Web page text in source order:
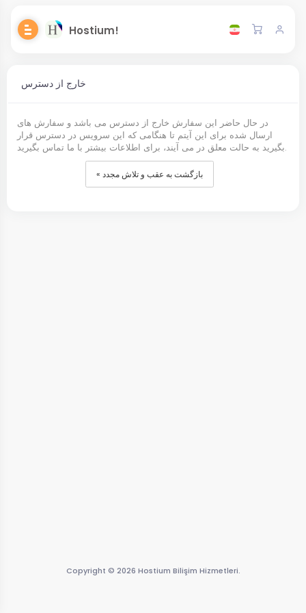
Hostium!
خارج از دسترس
در حال حاضر این سفارش خارج از دسترس می باشد و سفارش های
ارسال شده برای این آیتم تا هنگامی که این سرویس در دسترس قرار
بگیرید به حالت معلق در می آیند، برای اطلاعات بیشتر با ما تماس بگیرید.
« بازگشت به عقب و تلاش مجدد
Copyright © 2026 Hostium Bilişim Hizmetleri.